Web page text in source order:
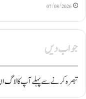
07/08/2026
جواب دیں
تبصرہ کرنے سے پہلے آپ کالاگ